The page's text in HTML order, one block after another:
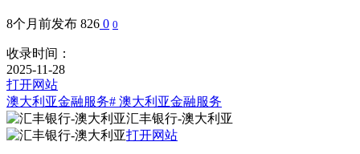
8个月前发布 826 0 0
收录时间：
2025-11-28
打开网站
澳大利亚金融服务# 澳大利亚金融服务
汇丰银行-澳大利亚
打开网站